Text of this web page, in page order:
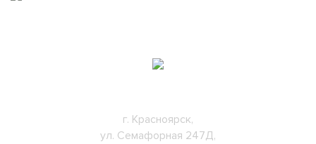
г. Красноярск,
ул. Семафорная 247Д,